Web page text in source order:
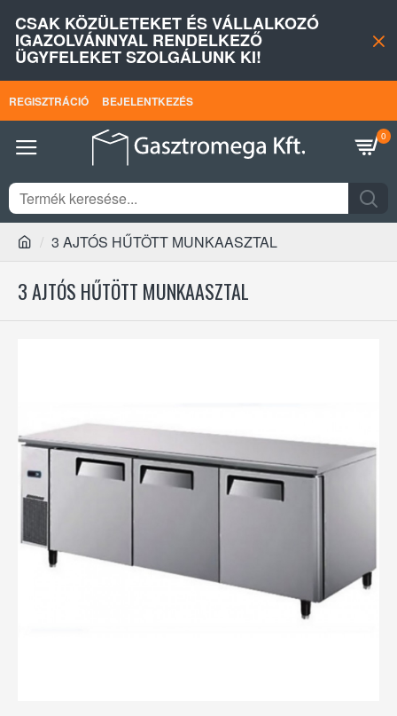
CSAK KÖZÜLETEKET ÉS VÁLLALKOZÓ
IGAZOLVÁNNYAL RENDELKEZŐ
ÜGYFELEKET SZOLGÁLUNK KI!
REGISZTRÁCIÓ BEJELENTKEZÉS
0
3 AJTÓS HŰTÖTT MUNKAASZTAL
3 AJTÓS HŰTÖTT MUNKAASZTAL